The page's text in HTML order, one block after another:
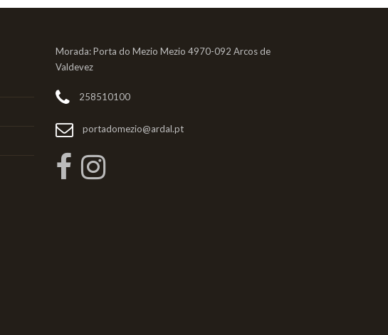
Morada: Porta do Mezio Mezio 4970-092 Arcos de
Valdevez
258510100
portadomezio@ardal.pt